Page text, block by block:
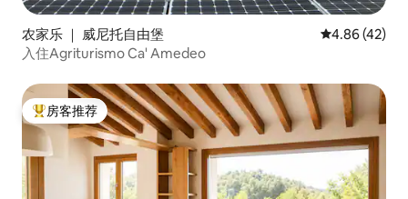
农家乐 ｜ 威尼托自由堡 平均评分
4.86 (42)
入住Agriturismo Ca' Amedeo
热门「房客推荐」
房客推荐